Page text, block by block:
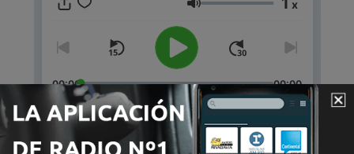
Volumen x
00:00 00:00
Episodios